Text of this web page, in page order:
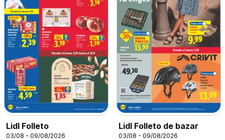
Lidl Folleto
03/08 - 09/08/2026
Lidl Folleto de bazar
03/08 - 09/08/2026